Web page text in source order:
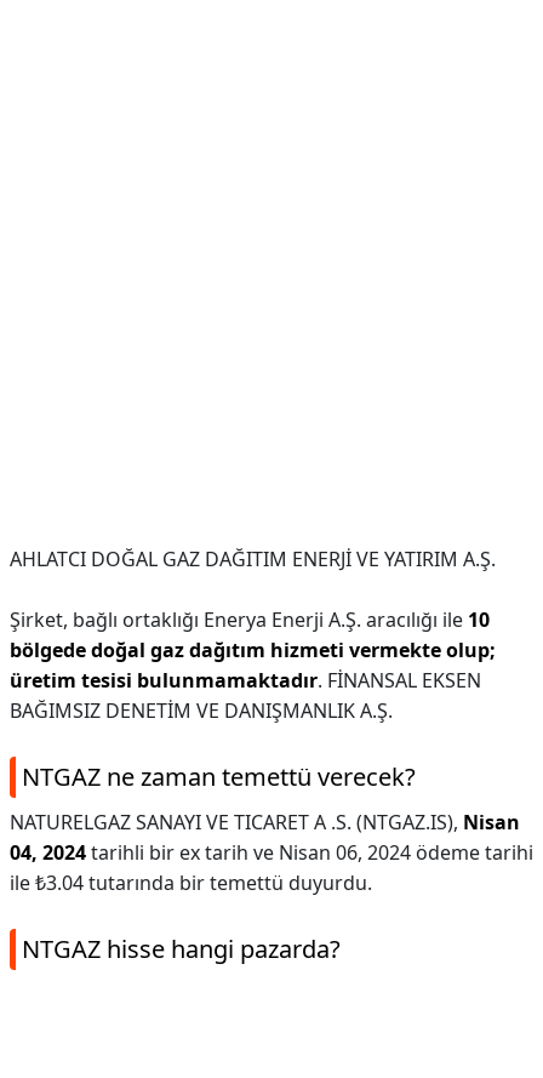
AHLATCI DOĞAL GAZ DAĞITIM ENERJİ VE YATIRIM A.Ş.
Şirket, bağlı ortaklığı Enerya Enerji A.Ş. aracılığı ile 10
bölgede doğal gaz dağıtım hizmeti vermekte olup;
üretim tesisi bulunmamaktadır. FİNANSAL EKSEN
BAĞIMSIZ DENETİM VE DANIŞMANLIK A.Ş.
NTGAZ ne zaman temettü verecek?
NATURELGAZ SANAYI VE TICARET A .S. (NTGAZ.IS), Nisan
04, 2024tarihli bir ex tarih ve Nisan 06, 2024 ödeme tarihi
ile ₺3.04 tutarında bir temettü duyurdu.
NTGAZ hisse hangi pazarda?